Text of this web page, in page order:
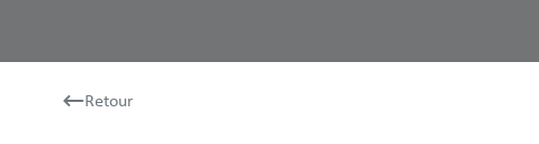
Retour